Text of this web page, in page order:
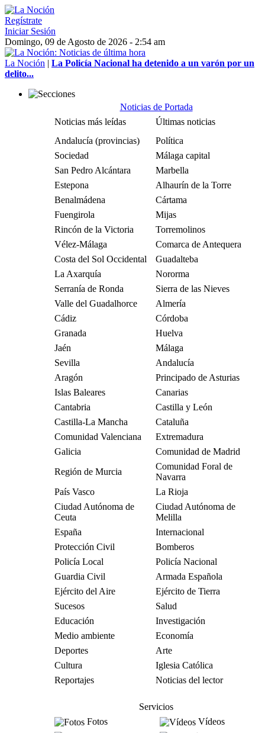
Regístrate
Iniciar Sesión
Domingo, 09 de Agosto de 2026 - 2:54 am
La Noción | La Policía Nacional ha detenido a un varón por un
delito...
Noticias de Portada
Noticias más leídas
Últimas noticias
Andalucía (provincias)
Política
Sociedad
Málaga capital
San Pedro Alcántara
Marbella
Estepona
Alhaurín de la Torre
Benalmádena
Cártama
Fuengirola
Mijas
Rincón de la Victoria
Torremolinos
Vélez-Málaga
Comarca de Antequera
Costa del Sol Occidental
Guadalteba
La Axarquía
Nororma
Serranía de Ronda
Sierra de las Nieves
Valle del Guadalhorce
Almería
Cádiz
Córdoba
Granada
Huelva
Jaén
Málaga
Sevilla
Andalucía
Aragón
Principado de Asturias
Islas Baleares
Canarias
Cantabria
Castilla y León
Castilla-La Mancha
Cataluña
Comunidad Valenciana
Extremadura
Galicia
Comunidad de Madrid
Región de Murcia
Comunidad Foral de
Navarra
País Vasco
La Rioja
Ciudad Autónoma de
Ceuta
Ciudad Autónoma de
Melilla
España
Internacional
Protección Civil
Bomberos
Policía Local
Policía Nacional
Guardia Civil
Armada Española
Ejército del Aire
Ejército de Tierra
Sucesos
Salud
Educación
Investigación
Medio ambiente
Economía
Deportes
Arte
Cultura
Iglesia Católica
Reportajes
Noticias del lector
Servicios
Fotos
Vídeos